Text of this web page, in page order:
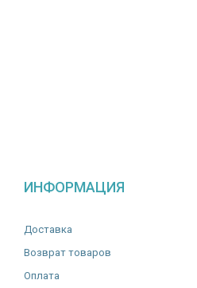
ИНФОРМАЦИЯ
Доставка
Возврат товаров
Оплата